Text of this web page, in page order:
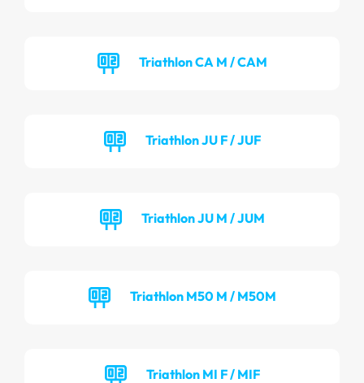
Triathlon CA M / CAM
Triathlon JU F / JUF
Triathlon JU M / JUM
Triathlon M50 M / M50M
Triathlon MI F / MIF